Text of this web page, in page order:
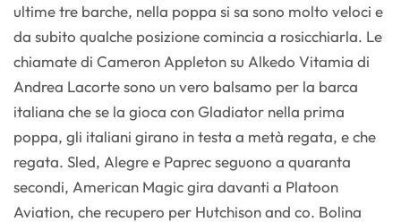
ultime tre barche, nella poppa si sa sono molto veloci e
da subito qualche posizione comincia a rosicchiarla. Le
chiamate di Cameron Appleton su Alkedo Vitamia di
Andrea Lacorte sono un vero balsamo per la barca
italiana che se la gioca con Gladiator nella prima
poppa, gli italiani girano in testa a metà regata, e che
regata. Sled, Alegre e Paprec seguono a quaranta
secondi, American Magic gira davanti a Platoon
Aviation, che recupero per Hutchison and co. Bolina